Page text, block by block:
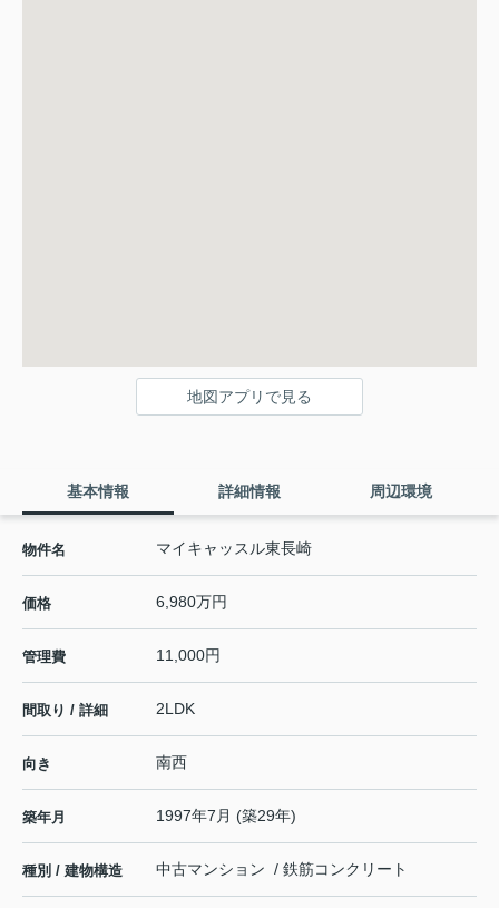
地図アプリで見る
基本情報 詳細情報 周辺環境
物件名 マイキャッスル東長崎
価格 6,980万円
管理費 11,000円
間取り / 詳細 2LDK
向き 南西
築年月 1997年7月 (築29年)
種別 / 建物構造 中古マンション / 鉄筋コンクリート